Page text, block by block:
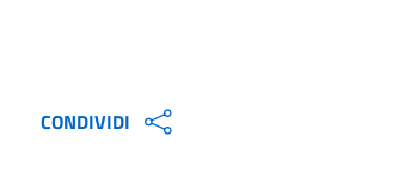
CONDIVIDI